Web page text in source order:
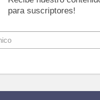
para suscriptores!